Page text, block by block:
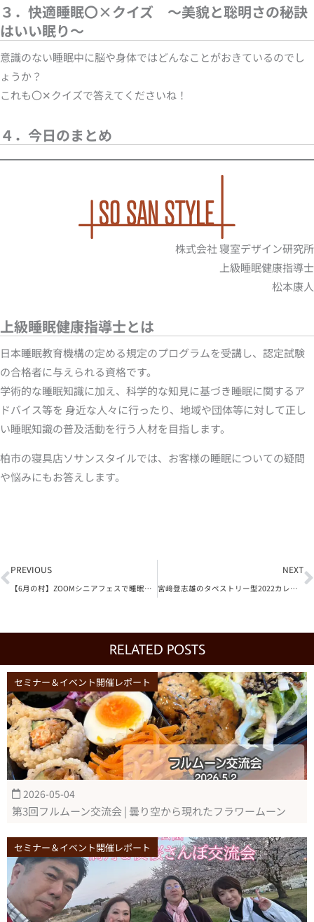
３．快適睡眠〇×クイズ ～美貌と聡明さの秘訣
はいい眠り～
意識のない睡眠中に脳や身体ではどんなことがおきているのでし
ょうか？
これも〇✕クイズで答えてくださいね！
４．今日のまとめ
株式会社 寝室デザイン研究所
上級睡眠健康指導士
松本康人
上級睡眠健康指導士とは
日本睡眠教育機構の定める規定のプログラムを受講し、認定試験
の合格者に与えられる資格です。
学術的な睡眠知識に加え、科学的な知見に基づき睡眠に関するア
ドバイス等を 身近な人々に行ったり、地域や団体等に対して正し
い睡眠知識の普及活動を行う人材を目指します。
柏市の寝具店ソサンスタイルでは、お客様の睡眠についての疑問
や悩みにもお答えします。
PREVIOUS
【6月の村】ZOOMシニアフェスで睡眠についてお話ししました
NEXT
宮﨑登志雄のタペストリー型2022カレンダー入荷しました
RELATED POSTS
セミナー＆イベント開催レポート
2026-05-04
第3回フルムーン交流会 | 曇り空から現れたフラワームーン
セミナー＆イベント開催レポート